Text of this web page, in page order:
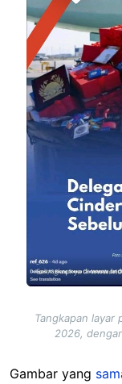
Tangkapan layar
2026,
Gambar yang